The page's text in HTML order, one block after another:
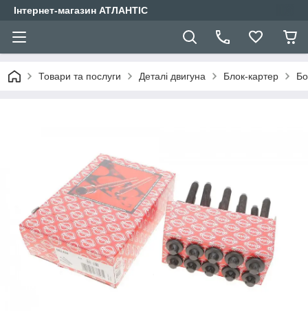
Інтернет-магазин АТЛАНТІС
Товари та послуги Деталі двигуна Блок-картер